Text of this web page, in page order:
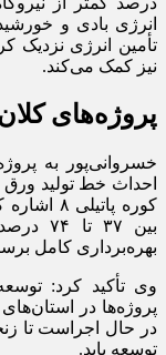
انرژی بادی و
تأمین انرژی نزدیک
نیز کمک می‌کند.
پروژه‌های
کوره
بین ۳۷
بهره‌برداری کامل
وی تأکید کرد:
پروژه‌ها در
در حال اجراست تا
توسعه یابد.